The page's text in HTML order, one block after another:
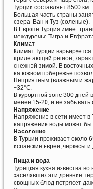
Турции составляет 8500 км.
Большая часть страны
озера: Ван и Туз (соленые).
В Европе Турция имеет
междуречье Тигра и
Климат
Климат Турции
прилегающий регион,
снежной зимой. В
на южном побережье
Неприятным (влажным и
+32°С.
В курортной зоне 300 дней
менее 15-20, и не забывать
Напряжение
Напряжение в сети имеет в
напряжение воды может
Население
В Турции проживает около
испанские евреи, черкесы
Пища и вода
Турецкая кухня известна
заселявших эти древние
овощных блюд потрясет